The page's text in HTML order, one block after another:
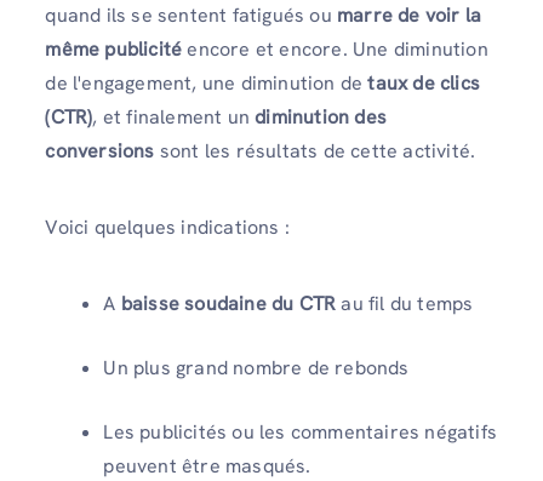
quand ils se sentent fatigués ou marre de voir la
même publicitéencore et encore. Une diminution
de l'engagement, une diminution detaux de clics
(CTR), et finalement undiminution des
conversions sont les résultats de cette activité.
Voici quelques indications :
A baisse soudaine du CTRau fil du temps
Un plus grand nombre de rebonds
Les publicités ou les commentaires négatifs
peuvent être masqués.